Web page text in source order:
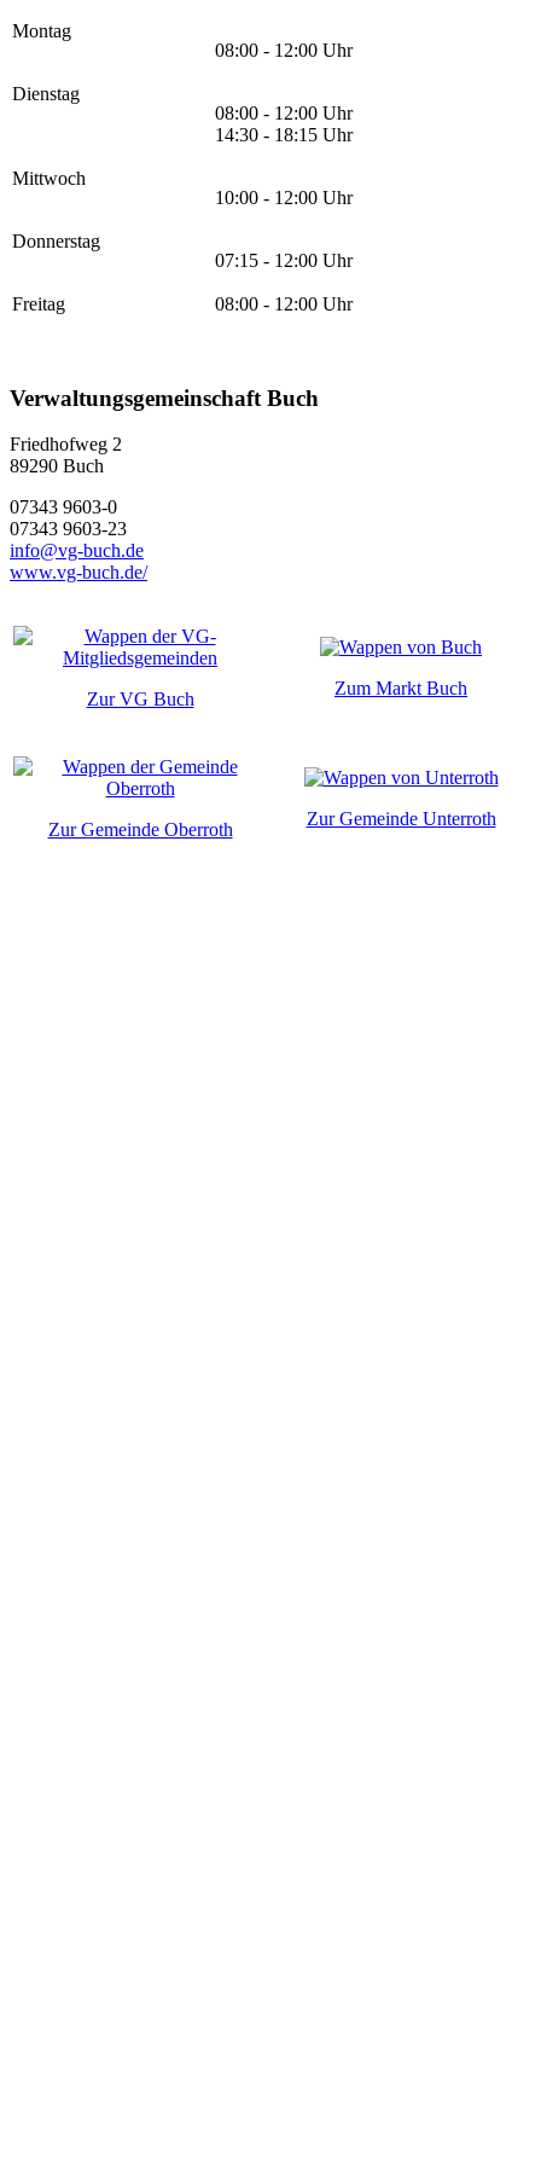
Montag
08:00 - 12:00 Uhr
Dienstag
08:00 - 12:00 Uhr
14:30 - 18:15 Uhr
Mittwoch
10:00 - 12:00 Uhr
Donnerstag
07:15 - 12:00 Uhr
Freitag 08:00 - 12:00 Uhr
Verwaltungsgemeinschaft Buch
Friedhofweg 2
89290 Buch
07343 9603-0
07343 9603-23
info@vg-buch.de
www.vg-buch.de/
Zur VG Buch
Zum Markt Buch
Zur Gemeinde Oberroth
Zur Gemeinde Unterroth